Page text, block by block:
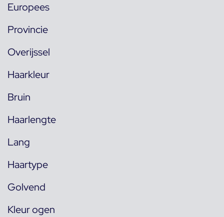
Europees
Provincie
Overijssel
Haarkleur
Bruin
Haarlengte
Lang
Haartype
Golvend
Kleur ogen